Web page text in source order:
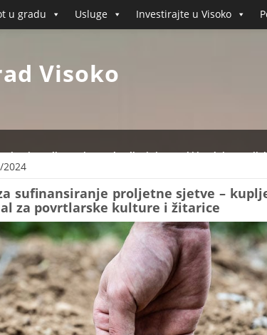
u gradu Usluge Investirajte u Visoko
Visoko
proljetne sjetve – kupljeni sjemenski i sadni
2024
za sufinansiranje proljetne sjetve –
za povrtlarske kulture i žitarice